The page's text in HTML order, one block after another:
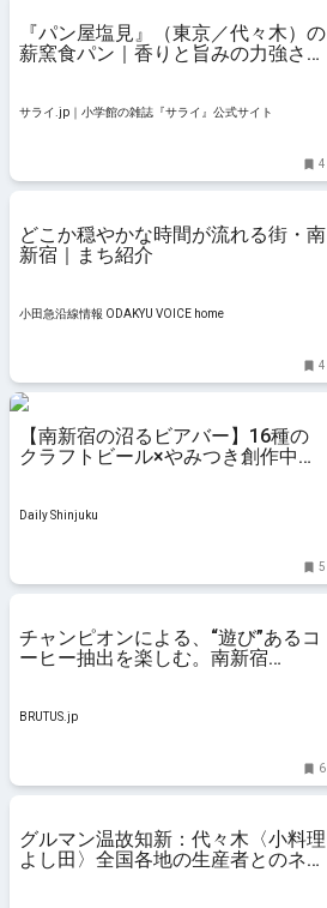
『パン屋塩見』（東京／代々木）の
薪窯食パン｜香りと旨みの力強さが
イ』公式サイト
サライ.jp｜小学館の雑誌『サライ』公式サイト
4
どこか穏やかな時間が流れる街・南
新宿｜まち紹介
小田急沿線情報 ODAKYU VOICE home
4
【南新宿の沼るビアバー】16種の
クラフトビール×やみつき創作中華
Daily Shinjuku
5
チャンピオンによる、“遊び”あるコ
ーヒー抽出を楽しむ。南新宿
BRUTUS.jp
6
グルマン温故知新：代々木〈小料理
よし田〉全国各地の生産者とのネッ